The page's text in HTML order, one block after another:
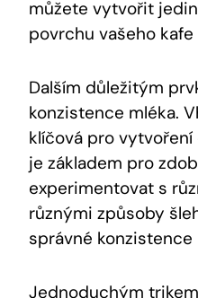
můžete vytvořit
povrchu vašeho kafe
Dalším důležitým
konzistence‍ mléka.
klíčová pro
je základem ⁤pro
experimentovat s
různými způsoby
správné ⁢konzistence
Jednoduchým